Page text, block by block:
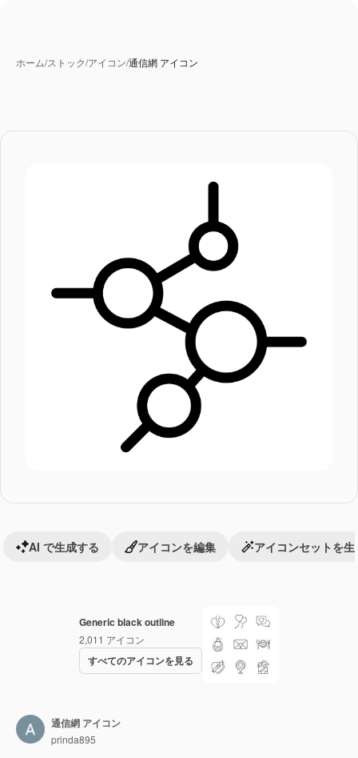
ホーム/ストック/アイコン/通信網 アイコン
Generic black outline
2,011 アイコン
すべてのアイコンを見る
AI で生成する アイコンを編集 アイコンセットを生
通信網 アイコン
prinda895